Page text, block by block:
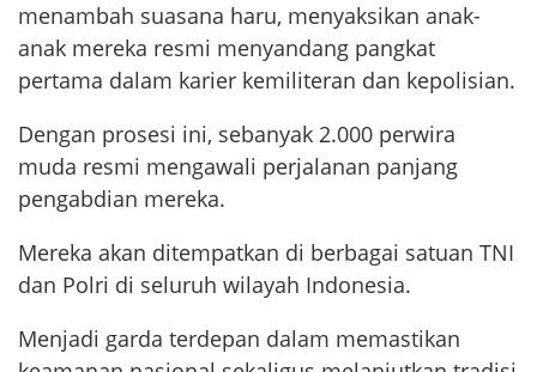
menambah suasana haru, menyaksikan anak-
anak mereka resmi menyandang pangkat
pertama dalam karier kemiliteran dan kepolisian.
Dengan prosesi ini, sebanyak 2.000 perwira
muda resmi mengawali perjalanan panjang
pengabdian mereka.
Mereka akan ditempatkan di berbagai satuan TNI
dan Polri di seluruh wilayah Indonesia.
Menjadi garda terdepan dalam memastikan